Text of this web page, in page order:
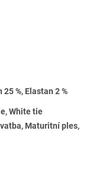
%, Elastan 2 %
White tie
Maturitní ples,